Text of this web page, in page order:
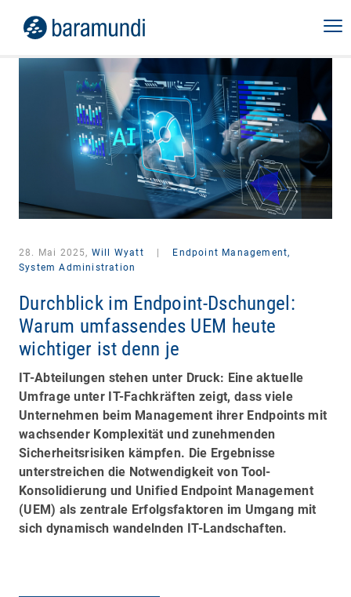
28. Mai 2025, Will Wyatt
Endpoint Management,
System Administration
Durchblick im Endpoint-Dschungel:
Warum umfassendes UEM heute
wichtiger ist denn je
IT-Abteilungen stehen unter Druck: Eine aktuelle
Umfrage unter IT-Fachkräften zeigt, dass viele
Unternehmen beim Management ihrer Endpoints mit
wachsender Komplexität und zunehmenden
Sicherheitsrisiken kämpfen. Die Ergebnisse
unterstreichen die Notwendigkeit von Tool-
Konsolidierung und Unified Endpoint Management
(UEM) als zentrale Erfolgsfaktoren im Umgang mit
sich dynamisch wandelnden IT-Landschaften.